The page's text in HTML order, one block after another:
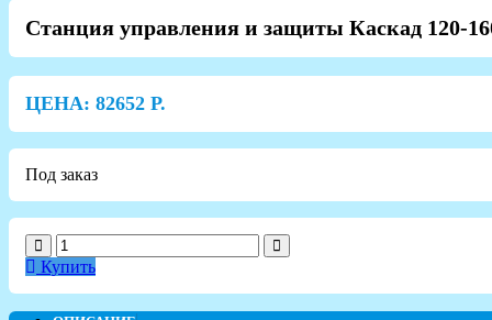
Станция управления и защиты Каскад 120-
ЦЕНА: 82652 Р.
Под заказ
Купить